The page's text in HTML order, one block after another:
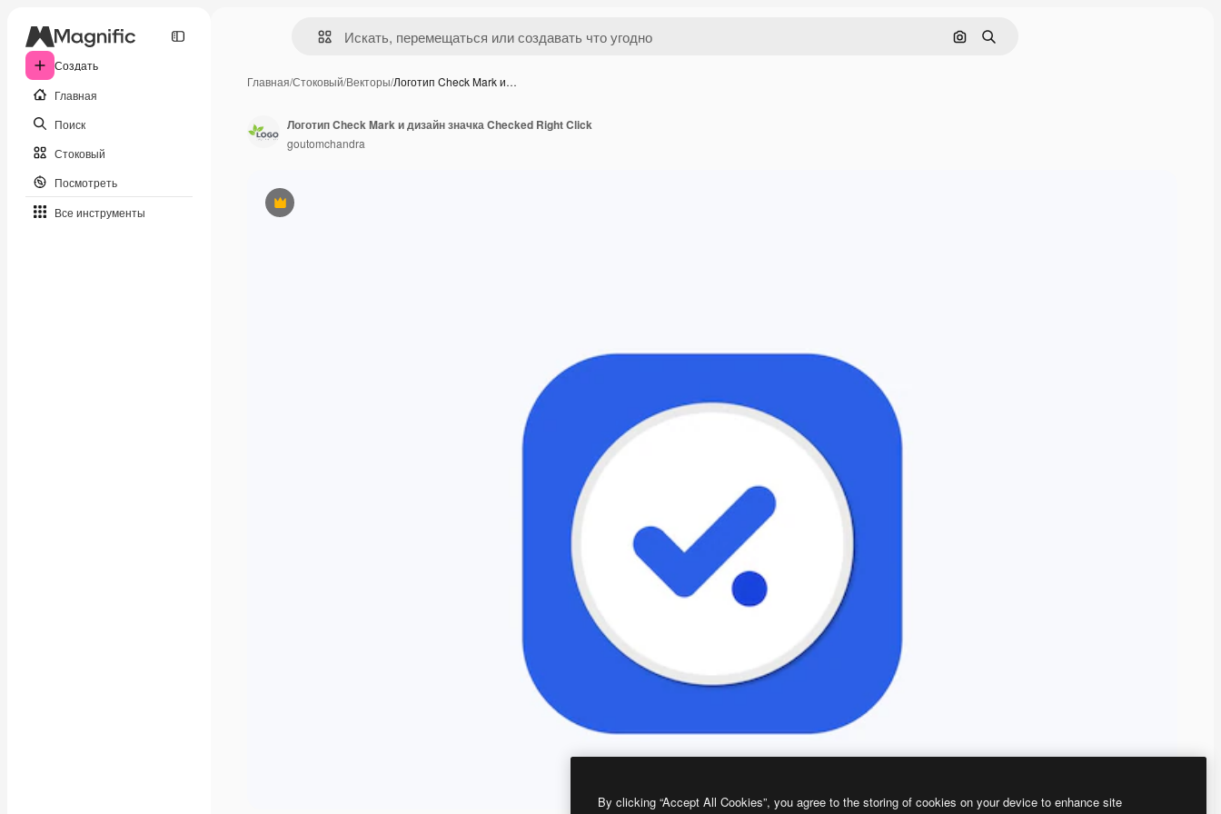
Создать
Главная
Поиск
Стоковый
Посмотреть
Все инструменты
Поиск по изображению
Поиск
Главная/Стоковый/Векторы/Логотип Check Mark и…
Премиум
Логотип Check Mark и дизайн значка Checked Right Click
goutomchandra
By clicking “Accept All Cookies”, you agree to the storing of cookies on your device to enhance site